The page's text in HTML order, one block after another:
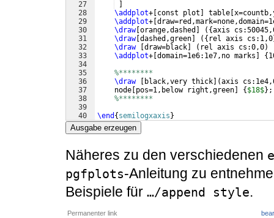
27
28
29
30
31
32
33
34
35
36
37
38
39
40
41
\addplot+ const plot table
\addplot+
\draw[ orange,dashed ({axis
\draw[ dashed,green ({ rel axis cs:1,0
\draw
draw=black ( rel axis cs:0,0)
\addplot+ domain=1e6:1e7,no marks {
%********
\draw
black,very thick (axis
    node
pos=1,below right,green { $18$}
%********
\end { semilogxaxis }
\end{tikzpicture
Ausgabe erzeugen
Näheres zu den verschiedenen
pgfplots-Anleitung zu
Beispiele für …/append style.
Permanenter link